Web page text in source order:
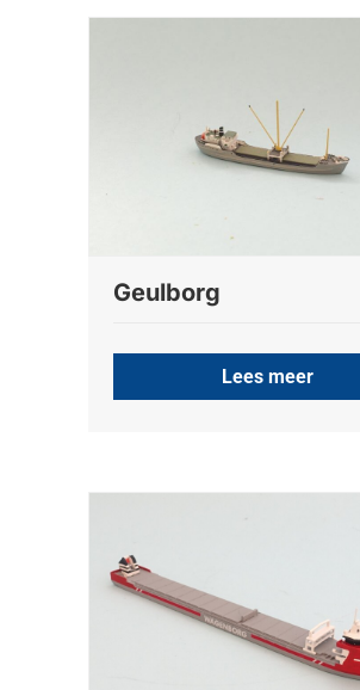
Geulborg
Lees meer